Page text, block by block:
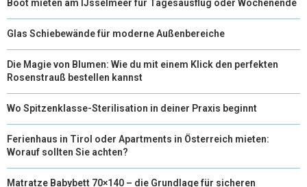
Boot mieten am IJsselmeer für Tagesausflug oder Wochenende
Glas Schiebewände für moderne Außenbereiche
Die Magie von Blumen: Wie du mit einem Klick den perfekten
Rosenstrauß bestellen kannst
Wo Spitzenklasse-Sterilisation in deiner Praxis beginnt
Ferienhaus in Tirol oder Apartments in Österreich mieten:
Worauf sollten Sie achten?
Matratze Babybett 70×140 – die Grundlage für sicheren